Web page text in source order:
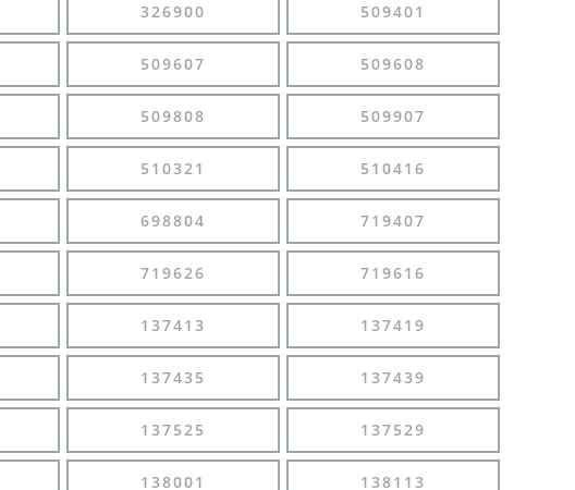
326900 509401
509607 509608
509808 509907
510321 510416
698804 719407
719626 719616
137413 137419
137435 137439
137525 137529
138001 138113